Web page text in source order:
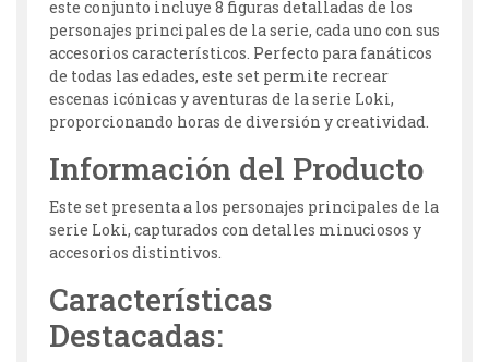
este conjunto incluye 8 figuras detalladas de los
personajes principales de la serie, cada uno con sus
accesorios característicos. Perfecto para fanáticos
de todas las edades, este set permite recrear
escenas icónicas y aventuras de la serie Loki,
proporcionando horas de diversión y creatividad.
Información del Producto
Este set presenta a los personajes principales de la
serie Loki, capturados con detalles minuciosos y
accesorios distintivos.
Características
Destacadas: